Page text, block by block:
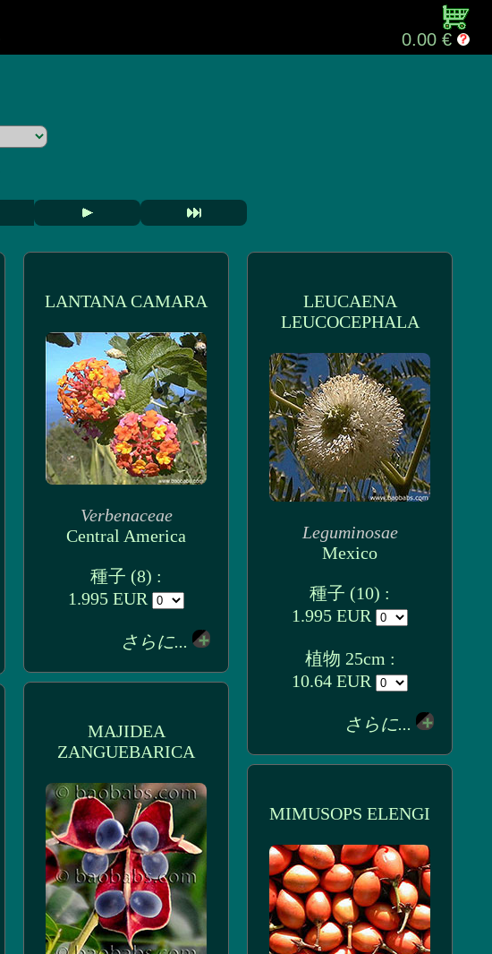
0.00 €
LANTANA CAMARA
Verbenaceae
Central America
種子 (8) :
1.995 EUR
さらに...
LEUCAENA
LEUCOCEPHALA
Leguminosae
Mexico
種子 (10) :
1.995 EUR
植物 25cm :
10.64 EUR
さらに...
MAJIDEA
ZANGUEBARICA
MIMUSOPS ELENGI